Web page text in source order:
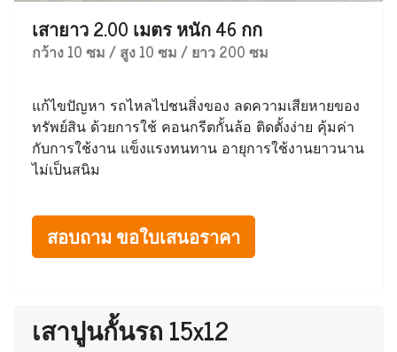
เสายาว 2.00 เมตร หนัก 46 กก
กว้าง 10 ซม / สูง 10 ซม / ยาว 200 ซม
แก้ไขปัญหา รถไหลไปชนสิ่งของ ลดความเสียหายของ
ทรัพย์สิน ด้วยการใช้ คอนกรีตกั้นล้อ ติดตั้งง่าย คุ้มค่า
กับการใช้งาน แข็งแรงทนทาน อายุการใช้งานยาวนาน
ไม่เป็นสนิม
สอบถาม ขอใบเสนอราคา
เสาปูนกั้นรถ 15x12